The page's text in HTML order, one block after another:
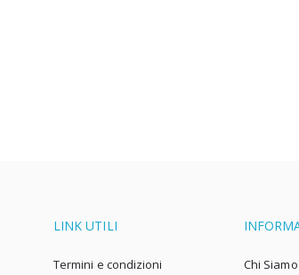
si verifichi
LINK UTILI
Termini e condizioni
Chi Siamo